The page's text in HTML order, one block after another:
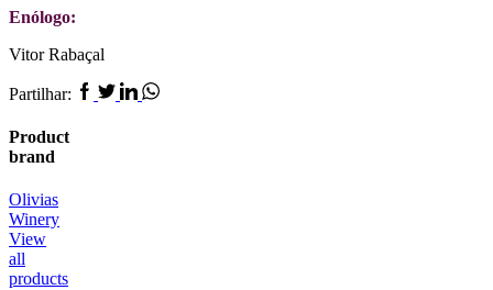
Enólogo:
Vitor Rabaçal
Partilhar: Facebook
TwitterLinkedin
Whatsapp
Product
brand
Olivias
Winery
View
all
products